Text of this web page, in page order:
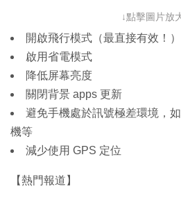
↓點擊圖片放
開啟飛行模式（最直接有效！）
啟用省電模式
降低屏幕亮度
關閉背景 apps 更新
避免手機處於訊號極差環境，
機等
減少使用 GPS 定位
【熱門報道】